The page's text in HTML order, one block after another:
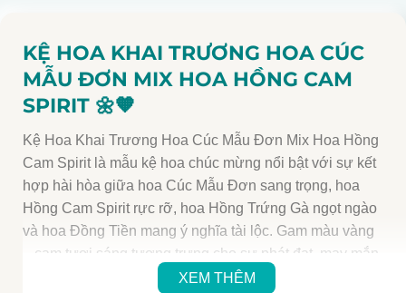
KỆ HOA KHAI TRƯƠNG HOA CÚC
MẪU ĐƠN MIX HOA HỒNG CAM
SPIRIT 🌼🧡
Kệ Hoa Khai Trương Hoa Cúc Mẫu Đơn Mix Hoa Hồng
Cam Spirit là mẫu kệ hoa chúc mừng nổi bật với sự kết
hợp hài hòa giữa hoa Cúc Mẫu Đơn sang trọng, hoa
Hồng Cam Spirit rực rỡ, hoa Hồng Trứng Gà ngọt ngào
và hoa Đồng Tiền mang ý nghĩa tài lộc. Gam màu vàng
– cam tươi sáng tượng trưng cho sự phát đạt, may mắn
và thành công trong công việc.XEM THÊM